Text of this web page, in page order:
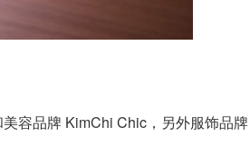
容品牌 KimChi Chic，另外服饰品